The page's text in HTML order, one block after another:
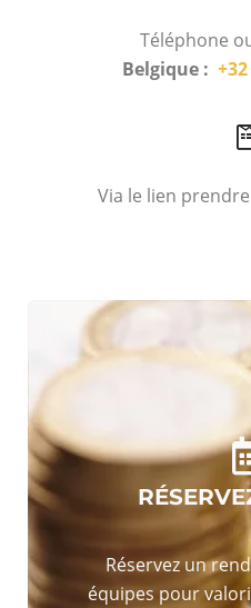
Téléphone
Belgique :
Via le lien
Réservez un
équipes pour